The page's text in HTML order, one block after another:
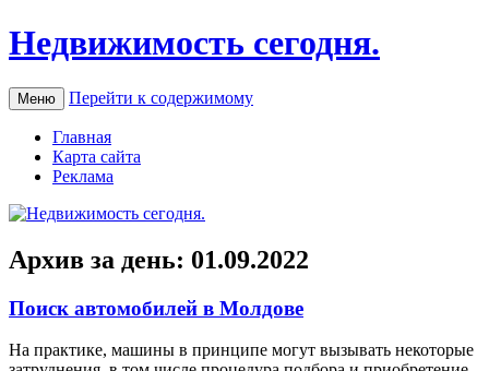
Недвижимость сегодня.
Меню Перейти к содержимому
Главная
Карта сайта
Реклама
Архив за день: 01.09.2022
Поиск автомобилей в Молдове
Нa прaктикe, машины в принципе могут вызывать некоторые